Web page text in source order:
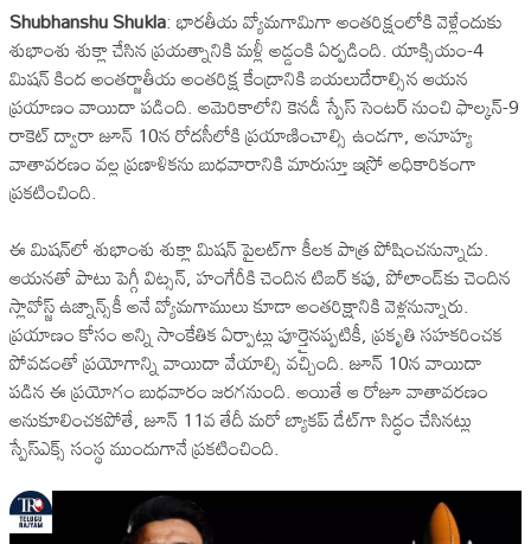
Shubhanshu Shukla: భారతీయ వ్యోమగామిగా అంతరిక్షంలోకి వెళ్లేందుకు
శుభాంశు శుక్లా చేసిన ప్రయత్నానికి మళ్లీ అడ్డంకి ఏర్పడింది. యాక్సియం-4
మిషన్ కింద అంతర్జాతీయ అంతరిక్ష కేంద్రానికి బయలుదేరాల్సిన ఆయన
ప్రయాణం వాయిదా పడింది. అమెరికాలోని కెనడీ స్పేస్ సెంటర్‌ నుంచి ఫాల్కన్-9
రాకెట్ ద్వారా జూన్ 10న రోదసీలోకి ప్రయాణించాల్సి ఉండగా, అనూహ్య
వాతావరణం వల్ల ప్రణాళికను బుధవారానికి మారుస్తూ ఇస్రో అధికారికంగా
ప్రకటించింది.
ఈ మిషన్‌లో శుభాంశు శుక్లా మిషన్ పైలట్‌గా కీలక పాత్ర పోషించనున్నాడు.
ఆయనతో పాటు పెగ్గీ విట్సన్, హంగేరీకి చెందిన టిబర్ కపు, పోలాండ్‌కు చెందిన
స్లావోస్జ్ ఉజ్నాన్స్‌కీ అనే వ్యోమగాములు కూడా అంతరిక్షానికి వెళ్లనున్నారు.
ప్రయాణం కోసం అన్ని సాంకేతిక ఏర్పాట్లు పూర్తైనప్పటికీ, ప్రకృతి సహకరించక
పోవడంతో ప్రయోగాన్ని వాయిదా వేయాల్సి వచ్చింది. జూన్ 10న వాయిదా
పడిన ఈ ప్రయోగం బుధవారం జరగనుంది. అయితే ఆ రోజూ వాతావరణం
అనుకూలించకపోతే, జూన్ 11వ తేదీ మరో బ్యాకప్ డేట్‌గా సిద్ధం చేసినట్లు
స్పేస్‌ఎక్స్ సంస్థ ముందుగానే ప్రకటించింది.